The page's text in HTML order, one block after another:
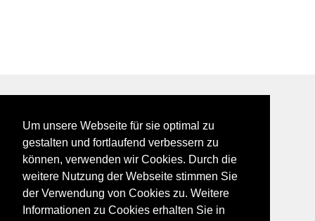
Um unsere Webseite für sie optimal zu
gestalten und fortlaufend verbessern zu
können, verwenden wir Cookies. Durch die
weitere Nutzung der Webseite stimmen Sie
der Verwendung von Cookies zu. Weitere
Informationen zu Cookies erhalten Sie in
BEI GALFES - hier wird man getroffen
impressum
datenschutz
disclaimer